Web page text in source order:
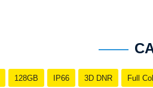
128GB IP66 3D DNR Full